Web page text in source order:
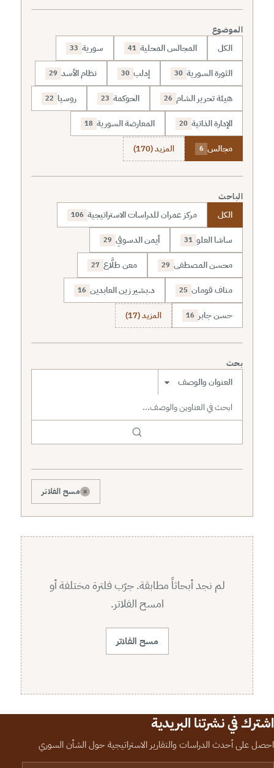
الموضوع
الكل المجالس المحلية 41 سورية 33
الثورة السورية 30 إدلب 30 نظام الأسد 29
هيئة تحرير الشام 26 الحوكمة 23 روسيا 22
الإدارة الذاتية 20 المعارضة السورية 18
مجالس 6 المزيد (170)
الباحث
الكل مركز عمران للدراسات الاستراتيجية 106
ساشا العلو 31 أيمن الدسوقي 29
محسن المصطفى 29 معن طلَّاع 27
مناف قومان 25 د.بشير زين العابدين 16
حسن جابر 16 المزيد (17)
بحث
نطاق البحث
× مسح الفلاتر
لم نجد أبحاثاً مطابقة. جرّب فلترة مختلفة أو
امسح الفلاتر.
مسح الفلاتر
اشترك في نشرتنا البريدية
احصل على أحدث الدراسات والتقارير الاستراتيجية حول الشأن السوري